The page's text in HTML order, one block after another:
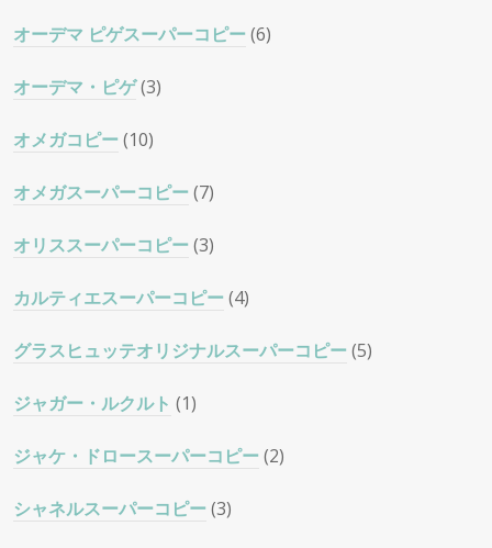
オーデマ ピゲスーパーコピー(6)
オーデマ・ピゲ(3)
オメガコピー(10)
オメガスーパーコピー(7)
オリススーパーコピー(3)
カルティエスーパーコピー(4)
グラスヒュッテオリジナルスーパーコピー(5)
ジャガー・ルクルト (1)
ジャケ・ドロースーパーコピー(2)
シャネルスーパーコピー(3)